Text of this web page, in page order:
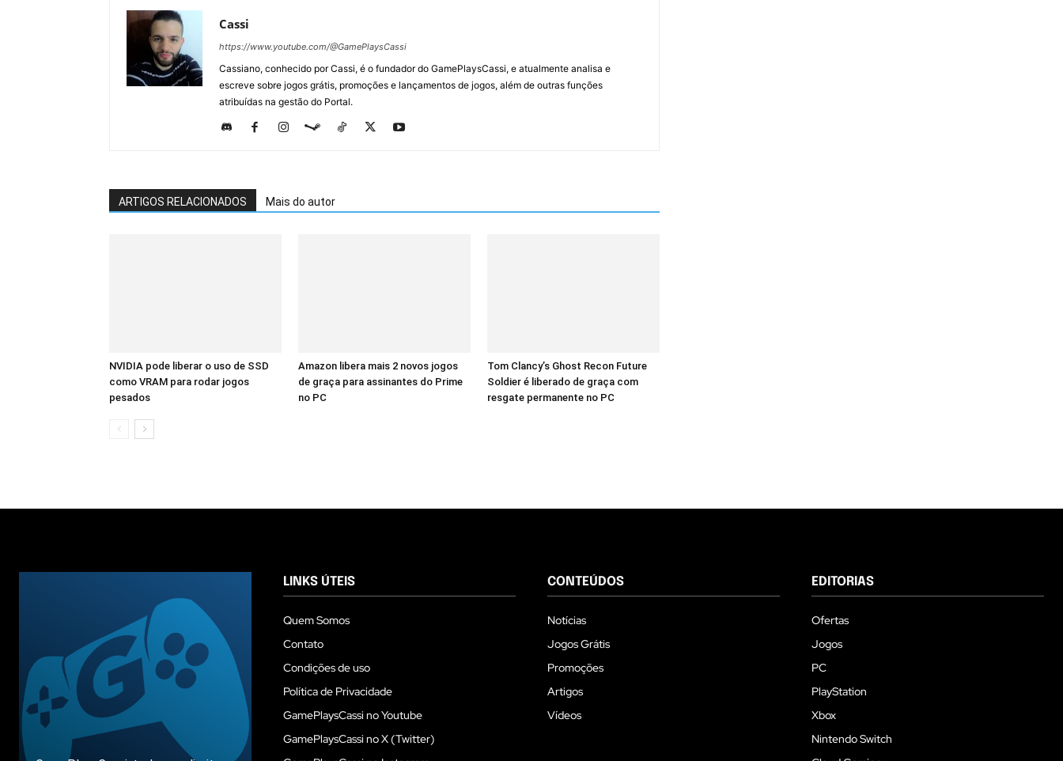
Cassi
https://www.youtube.com/@GamePlaysCassi
Cassiano, conhecido por Cassi, é o fundador do GamePlaysCassi, e atualmente analisa e
escreve sobre jogos grátis, promoções e lançamentos de jogos, além de outras funções
atribuídas na gestão do Portal.
ARTIGOS RELACIONADOS Mais do autor
NVIDIA pode liberar o uso de SSD
como VRAM para rodar jogos
pesados
Amazon libera mais 2 novos jogos
de graça para assinantes do Prime
no PC
Tom Clancy’s Ghost Recon Future
Soldier é liberado de graça com
resgate permanente no PC
LINKS ÚTEIS
Quem Somos
Contato
Condições de uso
Política de Privacidade
GamePlaysCassi no Youtube
GamePlaysCassi no X (Twitter)
CONTEÚDOS
Notícias
Jogos Grátis
Promoções
Artigos
Vídeos
EDITORIAS
Ofertas
Jogos
PC
PlayStation
Xbox
Nintendo Switch